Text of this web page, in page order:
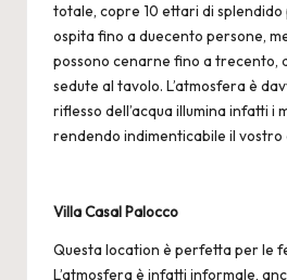
totale, copre 10 ettari di splendido
ospita fino a duecento persone,
possono cenarne fino a trecento,
sedute al tavolo. L’atmosfera è
riflesso dell’acqua illumina infatti i
rendendo indimenticabile il vostro
Villa Casal Palocco
Questa location è perfetta per le
L’atmosfera è infatti informale,